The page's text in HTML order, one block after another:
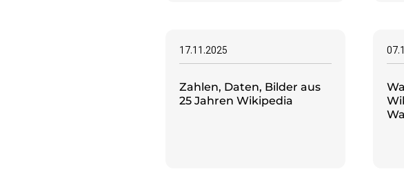
17.11.2025
Zahlen, Daten, Bilder aus
25 Jahren Wikipedia